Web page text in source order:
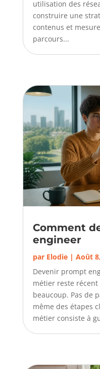
utilisation des
construire une
contenus et
parcours...
Comment
engineer
par Elodie| Août
Devenir prompt
métier reste
beaucoup. Pas de
même des étapes
métier consiste à